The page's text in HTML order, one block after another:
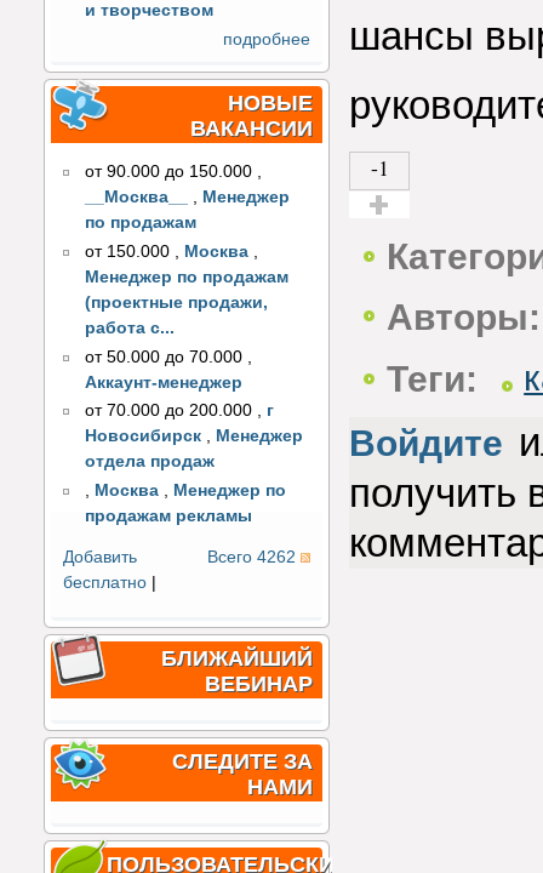
и творчеством
подробнее
НОВЫЕ
ВАКАНСИИ
от 90.000 до 150.000 ,
__Москва__
, Менеджер
по продажам
от 150.000
Москва
Менеджер по продажам
(проектные продажи,
работа с...
от 50.000 до 70.000
Аккаунт-менеджер
от 70.000 до 200.000 , г
Новосибирск , Менеджер
отдела продаж
, Москва , Менеджер по
продажам рекламы
Всего 4262
Добавить
бесплатно
БЛИЖАЙШИЙ
ВЕБИНАР
СЛЕДИТЕ ЗА
НАМИ
ПОЛЬЗОВАТЕЛЬСКИЕ
шансы
-1
Авторы:
Теги:
Войдите
получить